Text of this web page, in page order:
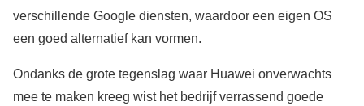
verschillende Google diensten, waardoor een eigen OS
een goed alternatief kan vormen.
Ondanks de grote tegenslag waar Huawei onverwachts
mee te maken kreeg wist het bedrijf verrassend goede